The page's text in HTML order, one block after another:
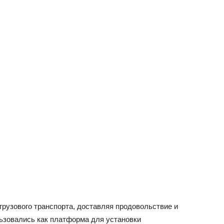
транспорта, доставляя продовольствие и
как платформа для установки